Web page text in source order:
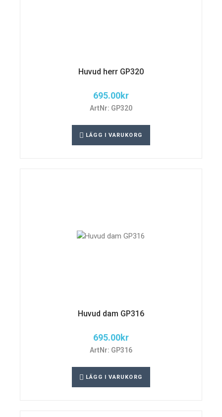
Huvud herr GP320
695.00kr
ArtNr: GP320
LÄGG I VARUKORG
Huvud dam GP316
695.00kr
ArtNr: GP316
LÄGG I VARUKORG